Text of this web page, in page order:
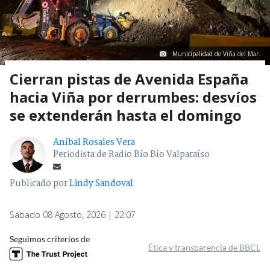
Municipalidad de Viña del Mar.
Cierran pistas de Avenida España
hacia Viña por derrumbes: desvíos
se extenderán hasta el domingo
Aníbal Rosales Vera
Periodista de Radio Bío Bío Valparaíso
Publicado porLindy Sandoval
Sábado 08 Agosto, 2026 | 22:07
Seguimos criterios de
Ética y transparencia de BBCL